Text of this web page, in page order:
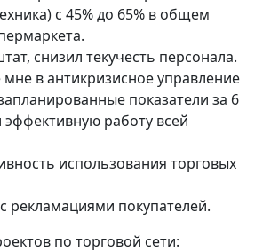
с 45% до 65% в общем
снизил текучесть персонала.
в антикризисное управление
показатели за 6
работу всей
использования торговых
рекламациями покупателей.
по торговой сети: